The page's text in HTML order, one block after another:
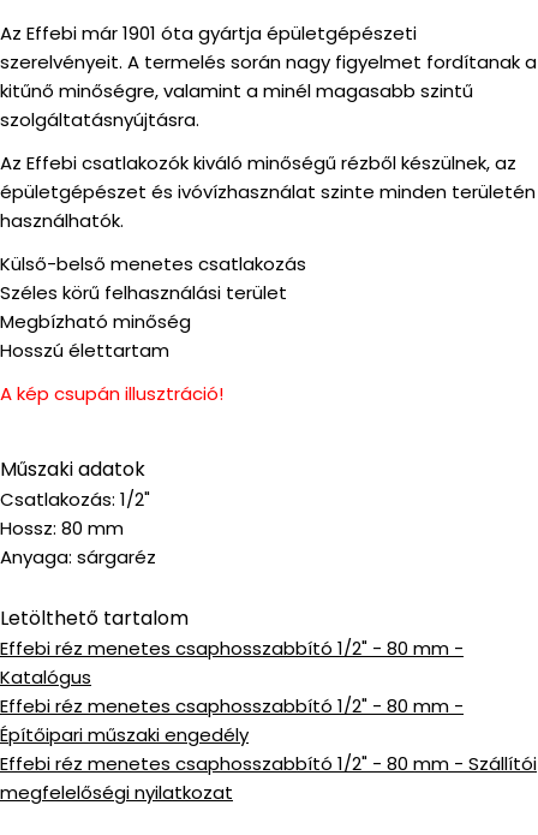
Az Effebi már 1901 óta gyártja épületgépészeti
szerelvényeit. A termelés során nagy figyelmet fordítanak a
kitűnő minőségre, valamint a minél magasabb szintű
szolgáltatásnyújtásra.
Az Effebi csatlakozók kiváló minőségű rézből készülnek, az
épületgépészet és ivóvízhasználat szinte minden területén
használhatók.
Külső-belső menetes csatlakozás
Széles körű felhasználási terület
Megbízható minőség
Hosszú élettartam
A kép csupán illusztráció!
Műszaki adatok
Csatlakozás: 1/2"
Hossz: 80 mm
Anyaga: sárgaréz
Letölthető tartalom
Effebi réz menetes csaphosszabbító 1/2" - 80 mm -
Katalógus
Effebi réz menetes csaphosszabbító 1/2" - 80 mm -
Építőipari műszaki engedély
Effebi réz menetes csaphosszabbító 1/2" - 80 mm - Szállítói
megfelelőségi nyilatkozat